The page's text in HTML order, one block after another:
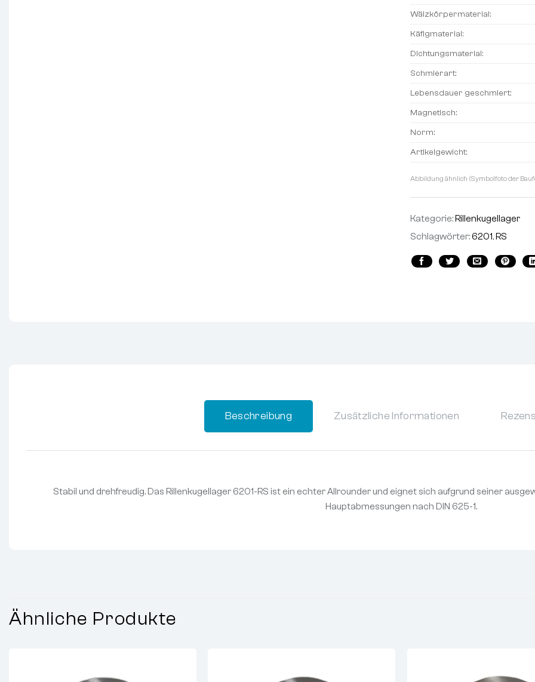
Wälzkörpermaterial:
Käfigmaterial:
Dichtungsmaterial:
Schmierart:
Lebensdauer geschmiert:
Magnetisch:
Norm:
Artikelgewicht:
Abbildung ähnlich (Symbolfoto der
Kategorie:Rillenkugellager
Schlagwörter:6201,RS
Beschreibung Zusätzliche Informationen
Stabil und drehfreudig. Das Rillenkugellager 6201-RS ist ein echter Allrounder und eignet sich aufgrund seiner
Hauptabmessungen nach DIN 625-1.
Ähnliche Produkte